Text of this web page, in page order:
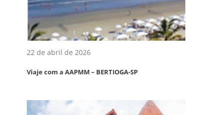
22 de abril de 2026
Viaje com a AAPMM – BERTIOGA-SP